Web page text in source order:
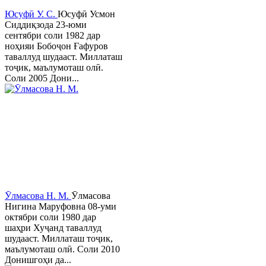
Юсуфӣ У. C. Юсуфӣ Усмон
Сиддиқзода 23-юми
сентябри соли 1982 дар
ноҳияи Бобоҷон Ғафуров
таваллуд шудааст. Миллаташ
тоҷик, маълумоташ олӣ.
Соли 2005 Дони...
Ӯлмасова Н. М. Ӯлмасова
Нигина Маруфовна 08-уми
октябри соли 1980 дар
шаҳри Хуҷанд таваллуд
шудааст. Миллаташ тоҷик,
маълумоташ олӣ. Соли 2010
Донишгоҳи да...